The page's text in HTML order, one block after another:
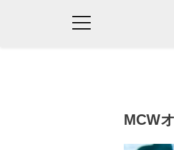
MCW